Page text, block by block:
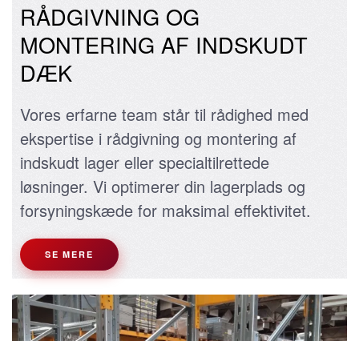
RÅDGIVNING OG
MONTERING AF INDSKUDT
DÆK
Vores erfarne team står til rådighed med
ekspertise i rådgivning og montering af
indskudt lager eller specialtilrettede
løsninger. Vi optimerer din lagerplads og
forsyningskæde for maksimal effektivitet.
SE MERE